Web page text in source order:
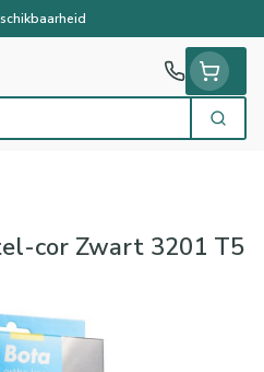
Zoek
cor Zwart 3201 T5